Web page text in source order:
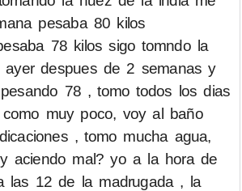
pesaba 80 kilos
78 kilos sigo tomndo la
despues de 2 semanas y
78 , tomo todos los dias
muy poco, voy al baño
, tomo mucha agua,
aciendo mal? yo a la hora de
las 12 de la madrugada , la